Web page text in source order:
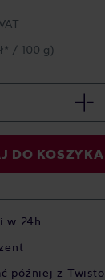
/ 100 g)
DO KOSZYKA
w 24h
później z Twisto